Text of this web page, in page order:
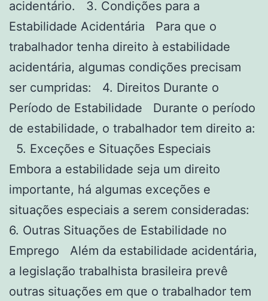
acidentário. 3. Condições para a
Estabilidade Acidentária Para que o
trabalhador tenha direito à estabilidade
acidentária, algumas condições precisam
ser cumpridas: 4. Direitos Durante o
Período de Estabilidade Durante o período
de estabilidade, o trabalhador tem direito a:
5. Exceções e Situações Especiais
Embora a estabilidade seja um direito
importante, há algumas exceções e
situações especiais a serem consideradas:
6. Outras Situações de Estabilidade no
Emprego Além da estabilidade acidentária,
a legislação trabalhista brasileira prevê
outras situações em que o trabalhador tem